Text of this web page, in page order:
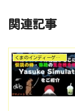
関連記事
くまのインディーゲーム探訪